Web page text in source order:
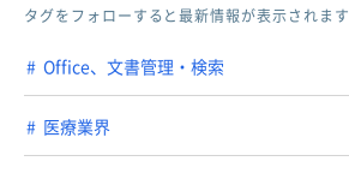
タグをフォローすると最新情報が表示されます
Office、文書管理・検索
医療業界